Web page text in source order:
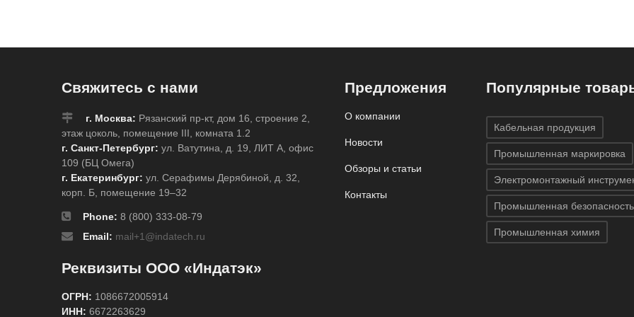
Свяжитесь с нами
г. Москва: Рязанский пр-кт, дом 16, строение 2,
этаж цоколь, помещение III, комната 1.2
г. Санкт-Петербург: ул. Ватутина, д. 19, ЛИТ А, офис
109 (БЦ Омега)
г. Екатеринбург: ул. Серафимы Дерябиной, д. 32,
корп. Б, помещение 19–32
Phone: 8 (800) 333-08-79
Email: mail+1@indatech.ru
Реквизиты ООО «Индатэк»
ОГРН: 1086672005914
ИНН: 6672263629
Предложения
О компании
Новости
Обзоры и статьи
Контакты
Популярные
Кабельная продукция
Промышленная маркировка
Электромонтажный
Промышленная безопасность
Промышленная химия